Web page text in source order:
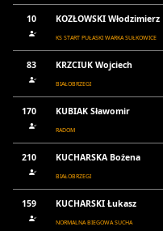
10 KOZŁOWSKI Włodzimierz
KS START PUŁASKI WARKA SUŁKOWICE
83 KRZCIUK Wojciech
BIAŁOBRZEGI
170 KUBIAK Sławomir
RADOM
210 KUCHARSKA Bożena
BIAŁOBRZEGI
159 KUCHARSKI Łukasz
NORMALNA BIEGOWA SUCHA